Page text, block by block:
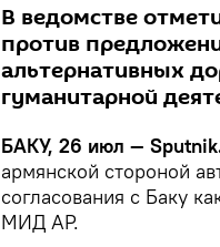
В ведомстве
против
альтернативных
гуманитарной
БАКУ, 26 июл —
армянской стороной
согласования с Баку
МИД АР.